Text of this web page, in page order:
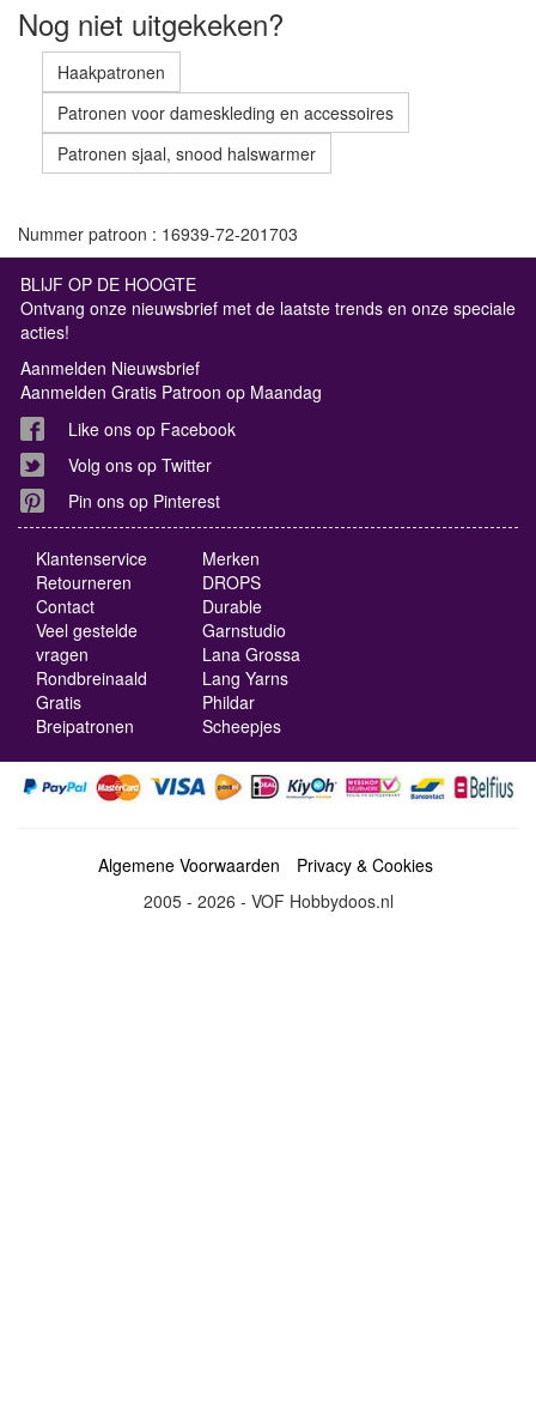
Nog niet uitgekeken?
Haakpatronen
Patronen voor dameskleding en accessoires
Patronen sjaal, snood halswarmer
Nummer patroon : 16939-72-201703
BLIJF OP DE HOOGTE
Ontvang onze nieuwsbrief met de laatste trends en onze speciale
acties!
Aanmelden Nieuwsbrief
Aanmelden Gratis Patroon op Maandag
Like ons op Facebook
Volg ons op Twitter
Pin ons op Pinterest
Klantenservice
Retourneren
Contact
Veel gestelde
vragen
Rondbreinaald
Gratis
Breipatronen
Merken
DROPS
Durable
Garnstudio
Lana Grossa
Lang Yarns
Phildar
Scheepjes
Algemene Voorwaarden
Privacy & Cookies
2005 - 2026 - VOF Hobbydoos.nl